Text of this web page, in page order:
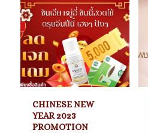
CHINESE NEW
YEAR 2023
PROMOTION